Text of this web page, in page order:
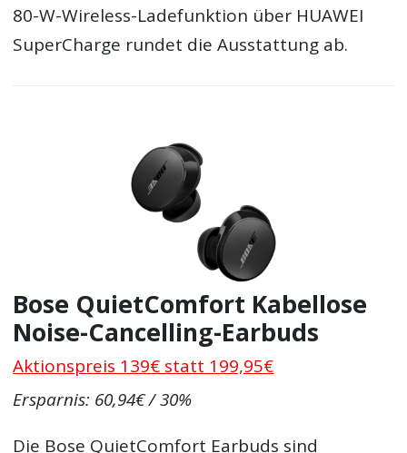
80-W-Wireless-Ladefunktion über HUAWEI
SuperCharge rundet die Ausstattung ab.
Bose QuietComfort Kabellose
Noise-Cancelling-Earbuds
Aktionspreis 139€ statt 199,95€
Ersparnis: 60,94€ / 30%
Die Bose QuietComfort Earbuds sind